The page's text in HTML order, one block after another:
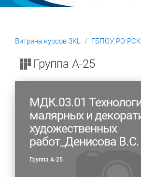
Витрина курсов 3KL ГБПОУ РО РСК
Блоки
Группа А-25
МДК.03.01
малярных и
художественных
работ_Денисова В.С.
Группа А-25